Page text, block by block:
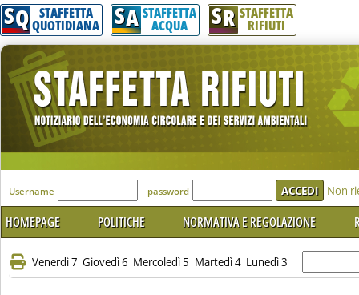
SQ STAFFETTA
QUOTIDIANA SA STAFFETTA
ACQUA SR STAFFETTA
RIFIUTI
'Modulo Login per accedere'
Username password Non
HOMEPAGE POLITICHE NORMATIVA E REGOLAZIONE
Venerdì 7 Giovedì 6 Mercoledì 5 Martedì 4 Lunedì 3